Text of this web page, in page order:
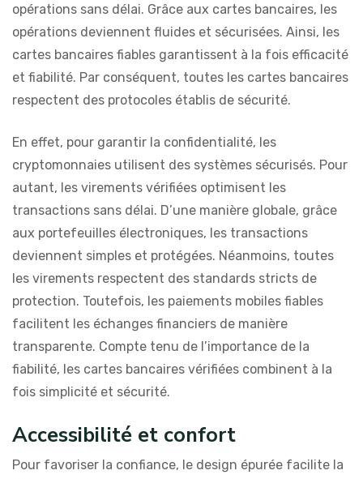
opérations sans délai. Grâce aux cartes bancaires, les
opérations deviennent fluides et sécurisées. Ainsi, les
cartes bancaires fiables garantissent à la fois efficacité
et fiabilité. Par conséquent, toutes les cartes bancaires
respectent des protocoles établis de sécurité.
En effet, pour garantir la confidentialité, les
cryptomonnaies utilisent des systèmes sécurisés. Pour
autant, les virements vérifiées optimisent les
transactions sans délai. D’une manière globale, grâce
aux portefeuilles électroniques, les transactions
deviennent simples et protégées. Néanmoins, toutes
les virements respectent des standards stricts de
protection. Toutefois, les paiements mobiles fiables
facilitent les échanges financiers de manière
transparente. Compte tenu de l’importance de la
fiabilité, les cartes bancaires vérifiées combinent à la
fois simplicité et sécurité.
Accessibilité et confort
Pour favoriser la confiance, le design épurée facilite la